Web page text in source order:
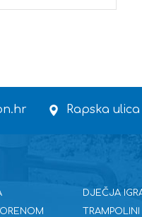
Rapska
DJEČJA
TRAMPOLINI